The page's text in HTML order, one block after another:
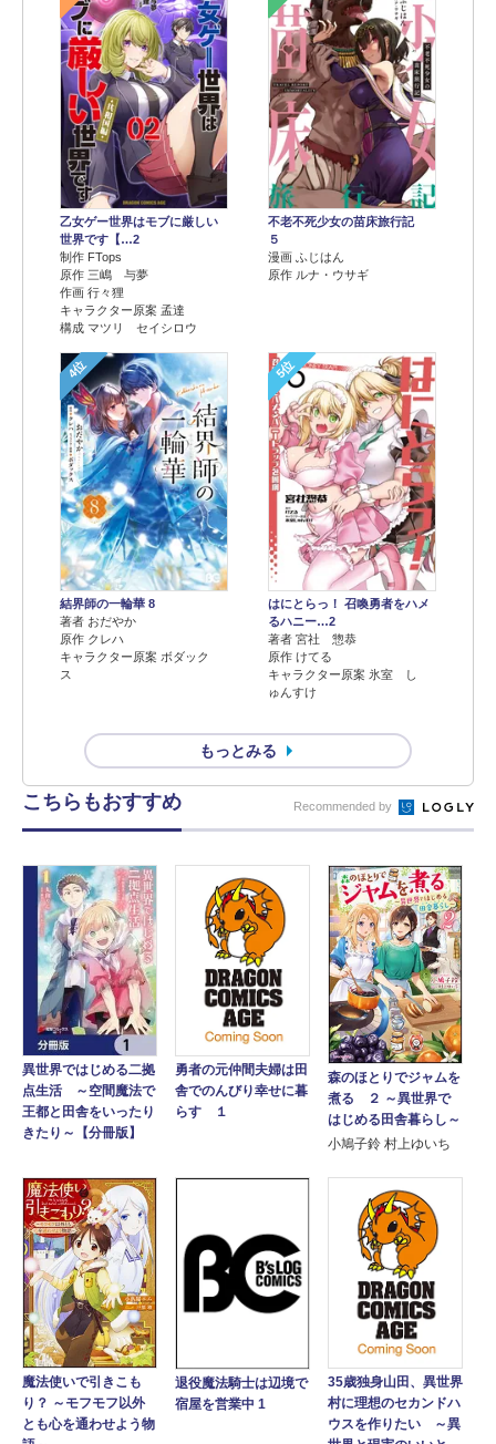
乙女ゲー世界はモブに厳しい
世界です【…2
制作 FTops
原作 三嶋 与夢
作画 行々狸
キャラクター原案 孟達
構成 マツリ セイシロウ
不老不死少女の苗床旅行記
５
漫画 ふじはん
原作 ルナ・ウサギ
4位
結界師の一輪華 8
著者 おだやか
原作 クレハ
キャラクター原案 ボダック
ス
5位
はにとらっ！ 召喚勇者をハメ
るハニー…2
著者 宮社 惣恭
原作 けてる
キャラクター原案 氷室 し
ゅんすけ
もっとみる
こちらもおすすめ Recommended by
異世界ではじめる二拠
点生活 ～空間魔法で
王都と田舎をいったり
きたり～【分冊版】
勇者の元仲間夫婦は田
舎でのんびり幸せに暮
らす １
森のほとりでジャムを
煮る ２ ～異世界で
はじめる田舎暮らし～
小鳩子鈴 村上ゆいち
魔法使いで引きこも
り？ ～モフモフ以外
とも心を通わせよう物
退役魔法騎士は辺境で
宿屋を営業中 1
35歳独身山田、異世界
村に理想のセカンドハ
ウスを作りたい ～異